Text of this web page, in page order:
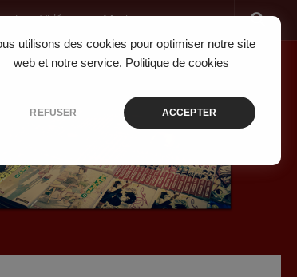
utilisons des cookies pour optimiser notre site
web et notre service. Politique de cookies
REFUSER ACCEPTER
Jeux Vidéo Musique